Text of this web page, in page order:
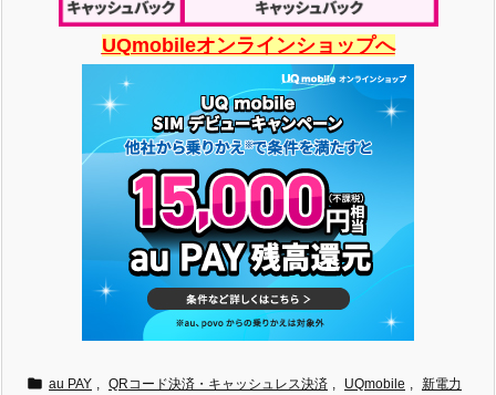
UQmobileオンラインショップへ
 au PAY QRコード決済・キャッシュレス決済 UQmobile 新電力